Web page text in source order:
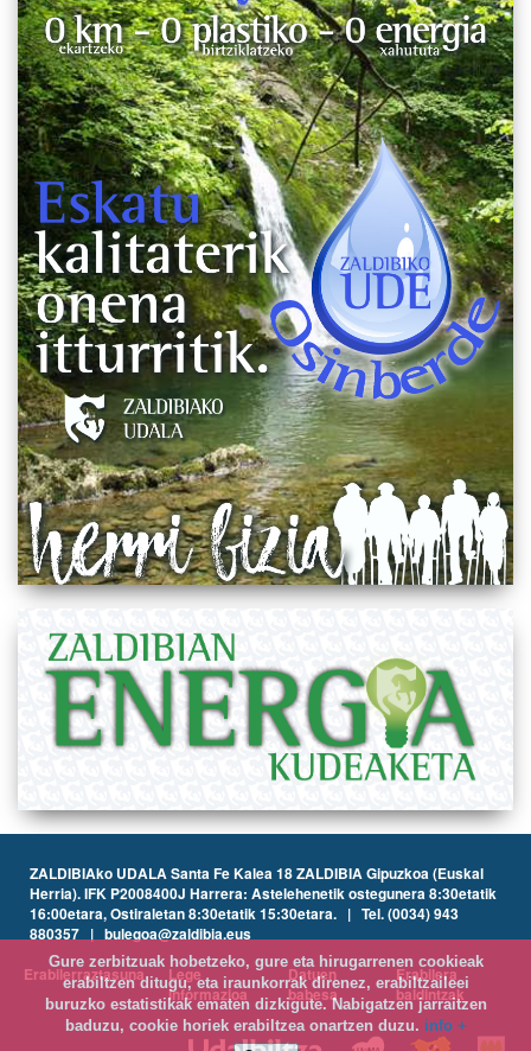
ZALDIBIAko UDALA Santa Fe Kalea 18 ZALDIBIA Gipuzkoa (Euskal
Herria). IFK P2008400J Harrera: Astelehenetik ostegunera 8:30etatik
16:00etara, Ostiraletan 8:30etatik 15:30etara. | Tel. (0034) 943
880357 | bulegoa@zaldibia.eus
Erabilerraztasuna
Lege
informazioa
Datuen
babesa
Erabilera
baldintzak
Gure zerbitzuak hobetzeko, gure eta hirugarrenen cookieak
erabiltzen ditugu, eta iraunkorrak direnez, erabiltzaileei
buruzko estatistikak ematen dizkigute. Nabigatzen jarraitzen
baduzu, cookie horiek erabiltzea onartzen duzu. info +